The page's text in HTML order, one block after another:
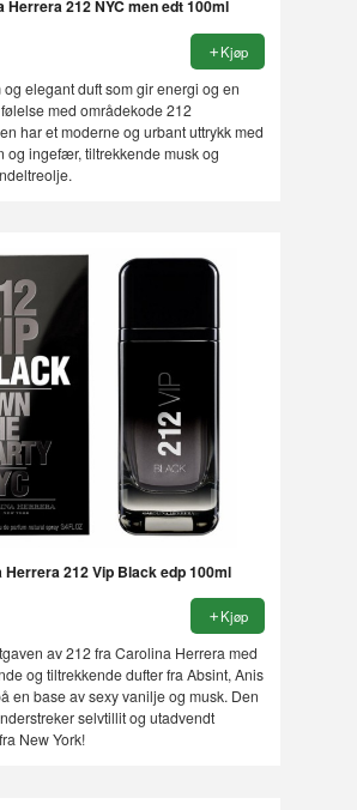
Herrera 212 NYC men edt 100ml
Kjøp
og elegant duft som gir energi og en
med områdekode 212
har et moderne og urbant uttrykk med
og ingefær, tiltrekkende musk og
Herrera 212 Vip Black edp 100ml
Kjøp
av 212 fra Carolina Herrera med
og tiltrekkende dufter fra Absint, Anis
en base av sexy vanilje og musk. Den
selvtillit og utadvendt
New York!